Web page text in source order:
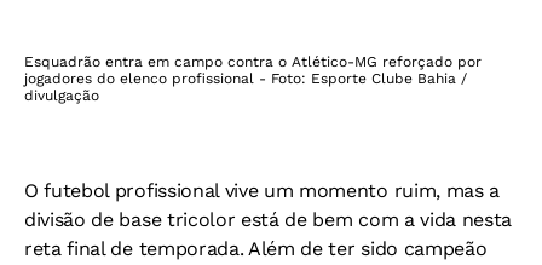
Esquadrão entra em campo contra o Atlético-MG reforçado por
jogadores do elenco profissional - Foto: Esporte Clube Bahia /
divulgação
O futebol profissional vive um momento ruim, mas a
divisão de base tricolor está de bem com a vida nesta
reta final de temporada. Além de ter sido campeão